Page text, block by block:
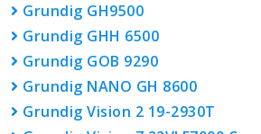
Grundig GH9500
Grundig GHH 6500
Grundig GOB 9290
Grundig NANO GH 8600
Grundig Vision 2 19-2930T